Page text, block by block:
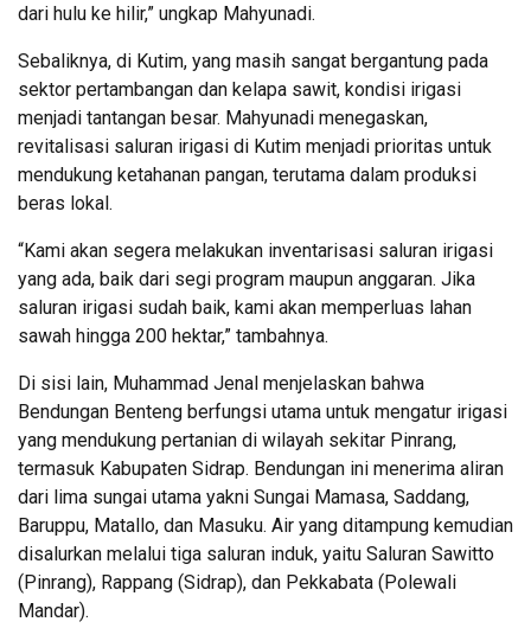
dari hulu ke hilir,” ungkap Mahyunadi.
Sebaliknya, di Kutim, yang masih sangat bergantung pada
sektor pertambangan dan kelapa sawit, kondisi irigasi
menjadi tantangan besar. Mahyunadi menegaskan,
revitalisasi saluran irigasi di Kutim menjadi prioritas untuk
mendukung ketahanan pangan, terutama dalam produksi
beras lokal.
“Kami akan segera melakukan inventarisasi saluran irigasi
yang ada, baik dari segi program maupun anggaran. Jika
saluran irigasi sudah baik, kami akan memperluas lahan
sawah hingga 200 hektar,” tambahnya.
Di sisi lain, Muhammad Jenal menjelaskan bahwa
Bendungan Benteng berfungsi utama untuk mengatur irigasi
yang mendukung pertanian di wilayah sekitar Pinrang,
termasuk Kabupaten Sidrap. Bendungan ini menerima aliran
dari lima sungai utama yakni Sungai Mamasa, Saddang,
Baruppu, Matallo, dan Masuku. Air yang ditampung kemudian
disalurkan melalui tiga saluran induk, yaitu Saluran Sawitto
(Pinrang), Rappang (Sidrap), dan Pekkabata (Polewali
Mandar).